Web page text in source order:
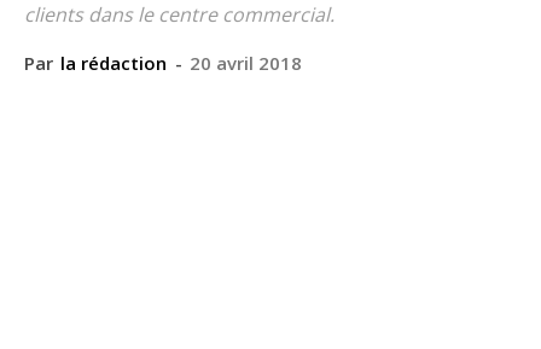
clients dans le centre commercial.
Par la rédaction - 20 avril 2018